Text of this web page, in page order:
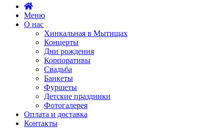
Меню
О нас
Хинкальная в Мытищах
Концерты
Дни рождения
Корпоративы
Свадьба
Банкеты
Фуршеты
Детские праздники
Фотогалерея
Оплата и доставка
Контакты